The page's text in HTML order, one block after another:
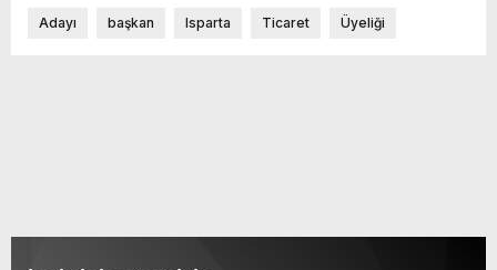
Adayı başkan Isparta Ticaret Üyeliği